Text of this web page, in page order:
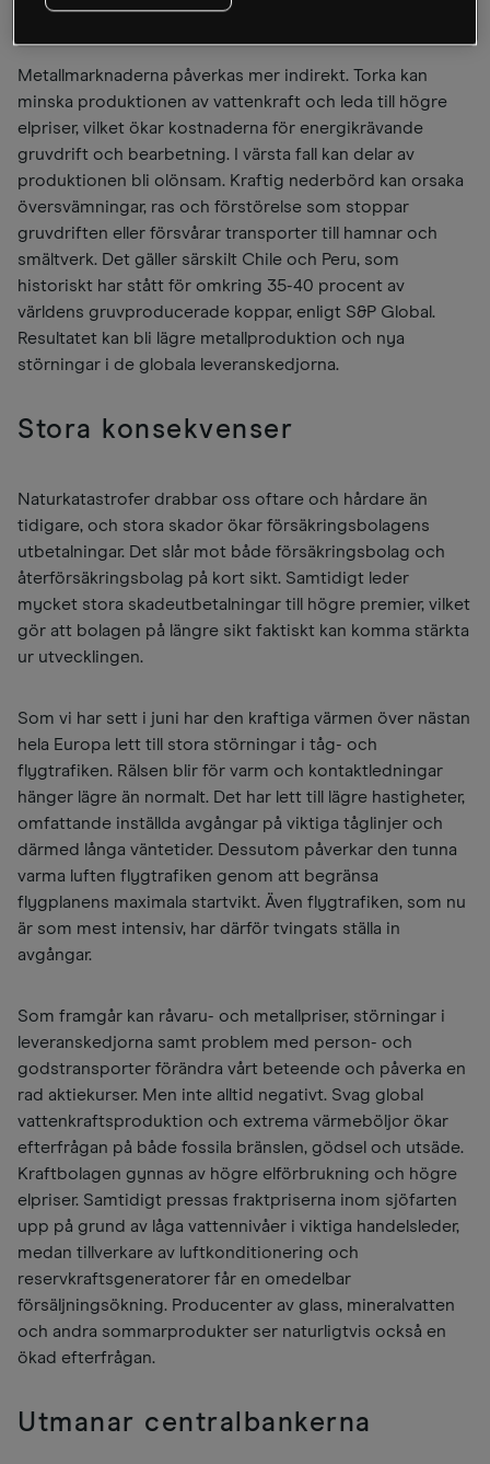
vidare kostnadsökningarna till kunderna.
Metallmarknaderna påverkas mer indirekt. Torka kan
minska produktionen av vattenkraft och leda till högre
elpriser, vilket ökar kostnaderna för energikrävande
gruvdrift och bearbetning. I värsta fall kan delar av
produktionen bli olönsam. Kraftig nederbörd kan orsaka
översvämningar, ras och förstörelse som stoppar
gruvdriften eller försvårar transporter till hamnar och
smältverk. Det gäller särskilt Chile och Peru, som
historiskt har stått för omkring 35-40 procent av
världens gruvproducerade koppar, enligt S&P Global.
Resultatet kan bli lägre metallproduktion och nya
störningar i de globala leveranskedjorna.
Stora konsekvenser
Naturkatastrofer drabbar oss oftare och hårdare än
tidigare, och stora skador ökar försäkringsbolagens
utbetalningar. Det slår mot både försäkringsbolag och
återförsäkringsbolag på kort sikt. Samtidigt leder
mycket stora skadeutbetalningar till högre premier, vilket
gör att bolagen på längre sikt faktiskt kan komma stärkta
ur utvecklingen.
Som vi har sett i juni har den kraftiga värmen över nästan
hela Europa lett till stora störningar i tåg- och
flygtrafiken. Rälsen blir för varm och kontaktledningar
hänger lägre än normalt. Det har lett till lägre hastigheter,
omfattande inställda avgångar på viktiga tåglinjer och
därmed långa väntetider. Dessutom påverkar den tunna
varma luften flygtrafiken genom att begränsa
flygplanens maximala startvikt. Även flygtrafiken, som nu
är som mest intensiv, har därför tvingats ställa in
avgångar.
Som framgår kan råvaru- och metallpriser, störningar i
leveranskedjorna samt problem med person- och
godstransporter förändra vårt beteende och påverka en
rad aktiekurser. Men inte alltid negativt. Svag global
vattenkraftsproduktion och extrema värmeböljor ökar
efterfrågan på både fossila bränslen, gödsel och utsäde.
Kraftbolagen gynnas av högre elförbrukning och högre
elpriser. Samtidigt pressas fraktpriserna inom sjöfarten
upp på grund av låga vattennivåer i viktiga handelsleder,
medan tillverkare av luftkonditionering och
reservkraftsgeneratorer får en omedelbar
försäljningsökning. Producenter av glass, mineralvatten
och andra sommarprodukter ser naturligtvis också en
ökad efterfrågan.
Utmanar centralbankerna